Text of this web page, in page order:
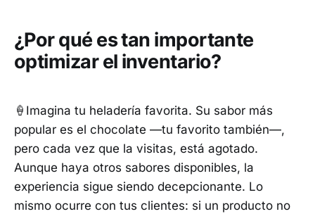
¿Por qué es tan importante
optimizar el inventario?
🍦Imagina tu heladería favorita. Su sabor más
popular es el chocolate —tu favorito también—,
pero cada vez que la visitas, está agotado.
Aunque haya otros sabores disponibles, la
experiencia sigue siendo decepcionante. Lo
mismo ocurre con tus clientes: si un producto no